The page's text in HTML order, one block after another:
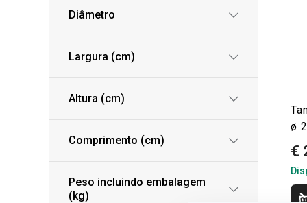
Diâmetro
Largura (cm)
Altura (cm)
Comprimento (cm)
Peso incluindo embalagem
(kg)
ø
€